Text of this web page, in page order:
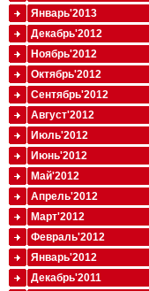
Январь'2013
Декабрь'2012
Ноябрь'2012
Октябрь'2012
Сентябрь'2012
Август'2012
Июль'2012
Июнь'2012
Май'2012
Апрель'2012
Март'2012
Февраль'2012
Январь'2012
Декабрь'2011